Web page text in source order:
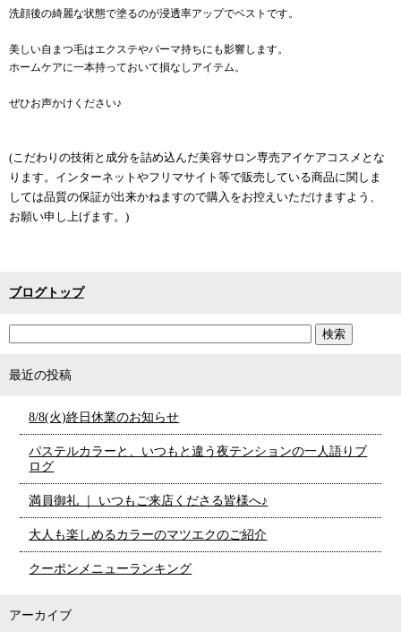
洗顔後の綺麗な状態で塗るのが浸透率アップでベストです。
美しい自まつ毛はエクステやパーマ持ちにも影響します。
ホームケアに一本持っておいて損なしアイテム。
ぜひお声かけください♪
(こだわりの技術と成分を詰め込んだ美容サロン専売アイケアコスメとな
ります。インターネットやフリマサイト等で販売している商品に関しま
しては品質の保証が出来かねますので購入をお控えいただけますよう、
お願い申し上げます。)
ブログトップ
最近の投稿
8/8(火)終日休業のお知らせ
パステルカラーと、いつもと違う夜テンションの一人語りブ
ログ
満員御礼 ｜ いつもご来店くださる皆様へ♪
大人も楽しめるカラーのマツエクのご紹介
クーポンメニューランキング
アーカイブ